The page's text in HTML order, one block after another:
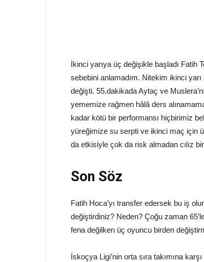
İkinci yarıya üç değişikle başladı Fatih
sebebini anlamadım. Nitekim ikinci yarı
değişti. 55.dakikada Aytaç ve
yememize rağmen hâlâ ders
kadar kötü bir performansı hiçbirimiz
yüreğimize su serpti ve ikinci maç için
da etkisiyle çok da risk almadan cılız
Son Söz
Fatih Hoca’yı transfer edersek bu iş
değiştirdiniz? Neden? Çoğu zaman
fena değilken üç oyuncu birden
İskoçya Ligi’nin orta sıra takımına